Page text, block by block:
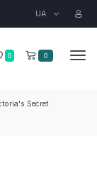
UA
0 0
Secret